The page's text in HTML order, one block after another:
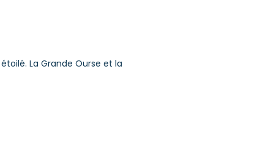
La Grande Ourse et la